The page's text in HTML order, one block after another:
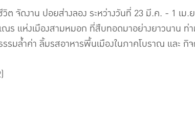
ต จัดงาน ปอยส่างลอง ระหว่างวันที่ 23 มี.ค. - 1
ร แห่งเมืองสามหมอก ที่สืบทอดมาอย่างยาวนาน
รมล้ำค่า ลิ้มรสอาหารพื้นเมืองในภาคโบราณ และ กิ